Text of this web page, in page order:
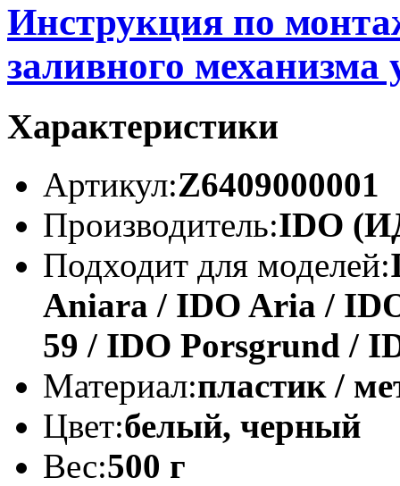
Инструкция по
заливного
Характеристики
Артикул:Z6409000001
Производитель:IDO
Подходит для моделей:
Aniara / IDO Aria /
59 / IDO Porsgrund /
Материал:пластик /
Цвет:белый, черный
Вес:500 г